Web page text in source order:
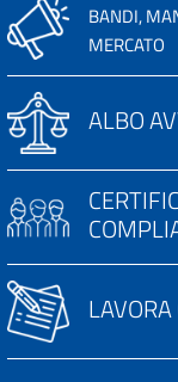
BANDI,
MERCATO
ALBO